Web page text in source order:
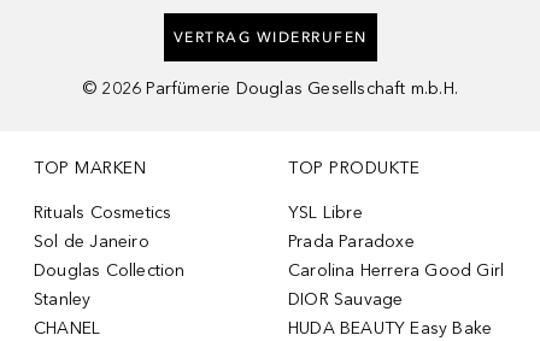
VERTRAG WIDERRUFEN
© 2026 Parfümerie Douglas Gesellschaft m.b.H.
TOP MARKEN
Rituals Cosmetics
Sol de Janeiro
Douglas Collection
Stanley
CHANEL
TOP PRODUKTE
YSL Libre
Prada Paradoxe
Carolina Herrera Good Girl
DIOR Sauvage
HUDA BEAUTY Easy Bake